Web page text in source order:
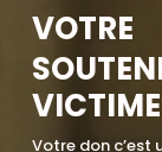
VOTRE
Votre don c’est